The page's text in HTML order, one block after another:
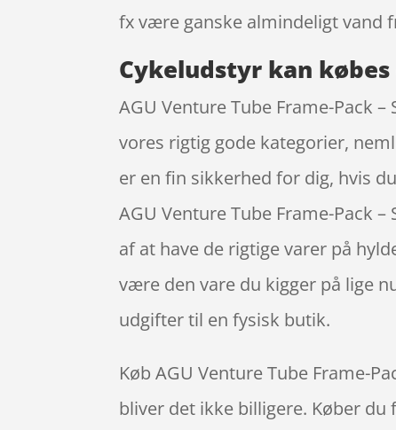
fx være ganske almindeligt vand
Cykeludstyr kan
AGU Venture Tube Frame-Pack
vores rigtig gode kategorier,
er en fin sikkerhed for dig, hvis
AGU Venture Tube Frame-Pack
af at have de rigtige varer på
være den vare du kigger på lige
udgifter til en fysisk butik.
Køb AGU Venture Tube Frame-
bliver det ikke billigere. Køber